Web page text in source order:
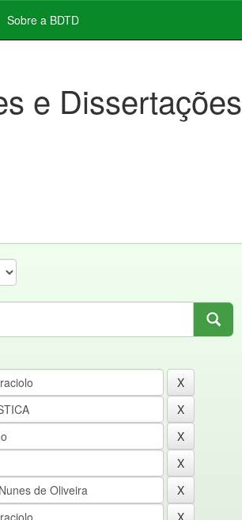
Sobre a BDTD
e Dissertações